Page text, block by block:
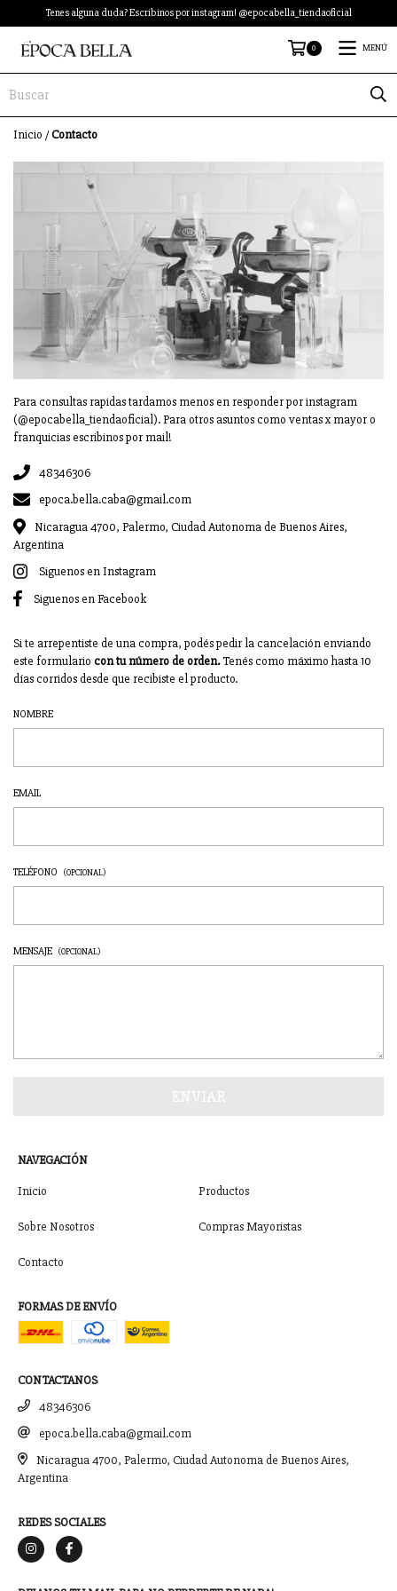
Tenes alguna duda? Escribinos por instagram! @epocabella_tiendaoficial
0 MENÚ
Inicio /Contacto
Para consultas rapidas tardamos menos en responder por instagram
(@epocabella_tiendaoficial). Para otros asuntos como ventas x mayor o
franquicias escribinos por mail!
48346306
epoca.bella.caba@gmail.com
Nicaragua 4700, Palermo, Ciudad Autonoma de Buenos Aires,
Argentina
Siguenos en Instagram
Siguenos en Facebook
Si te arrepentiste de una compra, podés pedir la cancelación enviando
este formulario con tu número de orden.Tenés como máximo hasta 10
días corridos desde que recibiste el producto.
NOMBRE
EMAIL
TELÉFONO (OPCIONAL)
MENSAJE (OPCIONAL)
NAVEGACIÓN
Inicio Productos
Sobre Nosotros Compras Mayoristas
Contacto
FORMAS DE ENVÍO
CONTACTANOS
48346306
epoca.bella.caba@gmail.com
Nicaragua 4700, Palermo, Ciudad Autonoma de Buenos Aires,
Argentina
REDES SOCIALES